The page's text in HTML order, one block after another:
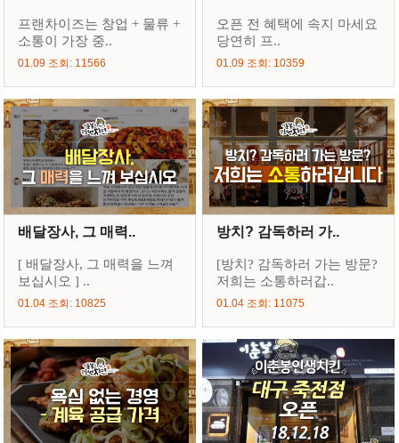
프랜차이즈는 창업 + 물류 +
소통이 가장 중..
01.09 조회: 11566
오픈 전 혜택에 속지 마세요
당연히 프..
01.09 조회: 10359
배달장사, 그 매력..
[ 배달장사, 그 매력을 느껴
보십시오 ] ..
01.04 조회: 10825
방치? 감독하러 가..
[방치? 감독하러 가는 방문?
저희는 소통하러갑..
01.04 조회: 11075